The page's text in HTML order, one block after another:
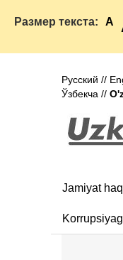
Размер текста: A
Русский //
Ўзбекча //
Jamiyat